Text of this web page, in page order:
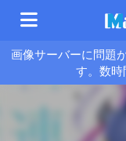
画像サーバーに問題
す。数時